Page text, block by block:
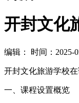
开封文化
编辑： 时间：2025-
开封文化旅游学校
一、课程设置概览